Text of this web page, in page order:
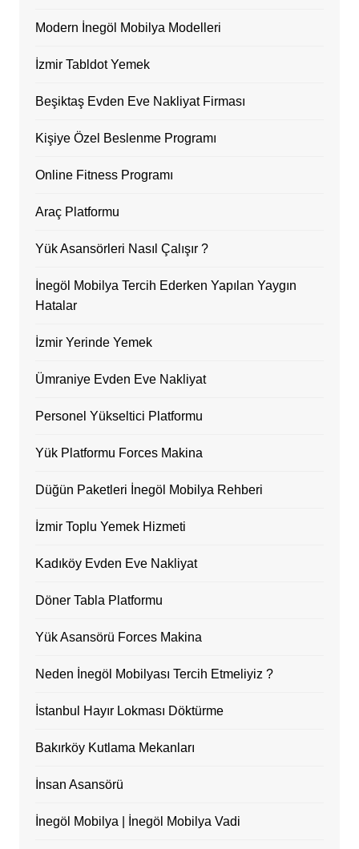
Modern İnegöl Mobilya Modelleri
İzmir Tabldot Yemek
Beşiktaş Evden Eve Nakliyat Firması
Kişiye Özel Beslenme Programı
Online Fitness Programı
Araç Platformu
Yük Asansörleri Nasıl Çalışır ?
İnegöl Mobilya Tercih Ederken Yapılan Yaygın
Hatalar
İzmir Yerinde Yemek
Ümraniye Evden Eve Nakliyat
Personel Yükseltici Platformu
Yük Platformu Forces Makina
Düğün Paketleri İnegöl Mobilya Rehberi
İzmir Toplu Yemek Hizmeti
Kadıköy Evden Eve Nakliyat
Döner Tabla Platformu
Yük Asansörü Forces Makina
Neden İnegöl Mobilyası Tercih Etmeliyiz ?
İstanbul Hayır Lokması Döktürme
Bakırköy Kutlama Mekanları
İnsan Asansörü
İnegöl Mobilya | İnegöl Mobilya Vadi